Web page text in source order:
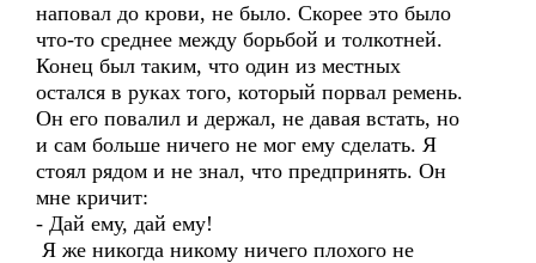
наповал до крови, не было. Скорее это было
что-то среднее между борьбой и толкотней.
Конец был таким, что один из местных
остался в руках того, который порвал ремень.
Он его повалил и держал, не давая встать, но
и сам больше ничего не мог ему сделать. Я
стоял рядом и не знал, что предпринять. Он
мне кричит:
- Дай ему, дай ему!
Я же никогда никому ничего плохого не